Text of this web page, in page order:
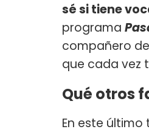
sé si tiene
programa
compañero
que cada vez
Qué otros
En este